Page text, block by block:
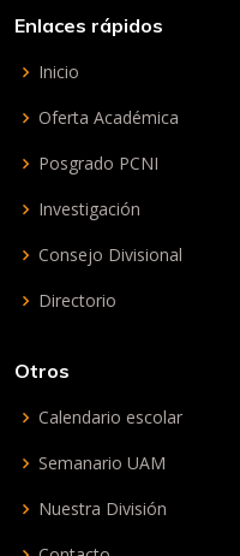
Enlaces rápidos
Inicio
Oferta Académica
Posgrado PCNI
Investigación
Consejo Divisional
Directorio
Otros
Calendario escolar
Semanario UAM
Nuestra División